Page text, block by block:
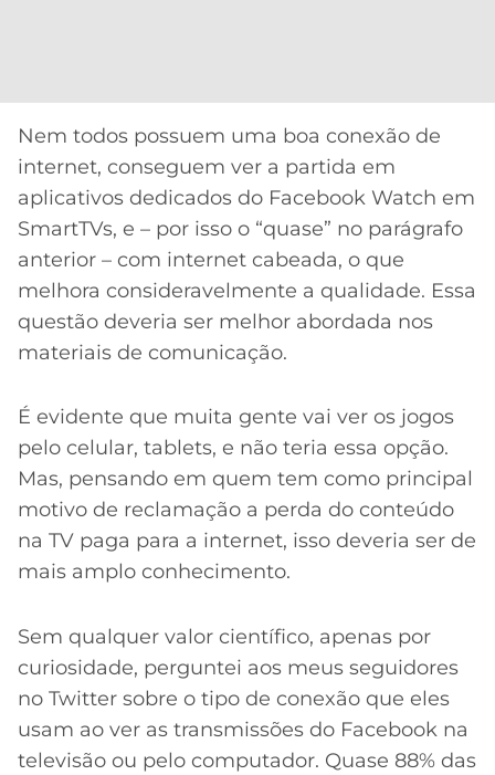
Nem todos possuem uma boa conexão de
internet, conseguem ver a partida em
aplicativos dedicados do Facebook Watch em
SmartTVs, e – por isso o “quase” no parágrafo
anterior – com internet cabeada, o que
melhora consideravelmente a qualidade. Essa
questão deveria ser melhor abordada nos
materiais de comunicação.
É evidente que muita gente vai ver os jogos
pelo celular, tablets, e não teria essa opção.
Mas, pensando em quem tem como principal
motivo de reclamação a perda do conteúdo
na TV paga para a internet, isso deveria ser de
mais amplo conhecimento.
Sem qualquer valor científico, apenas por
curiosidade, perguntei aos meus seguidores
no Twitter sobre o tipo de conexão que eles
usam ao ver as transmissões do Facebook na
televisão ou pelo computador. Quase 88% das